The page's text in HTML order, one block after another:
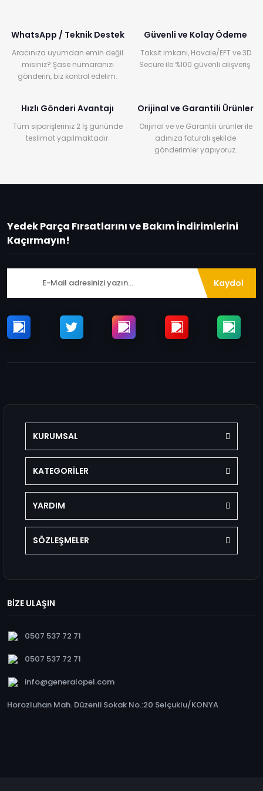
WhatsApp / Teknik Destek
Aracınıza uyumdan emin değil
misiniz? Şase numaranızı
gönderin, biz kontrol edelim.
Güvenli ve Kolay Ödeme
Taksit imkanı, Havale/EFT ve 3D
Secure ile %100 güvenli alışveriş.
Hızlı Gönderi Avantajı
Tüm siparişleriniz 2 İş gününde
teslimat yapılmaktadır.
Orijinal ve Garantili Ürünler
Orijinal ve ve Garantili ürünler ile
adınıza faturalı şekilde
gönderimler yapıyoruz.
Yedek Parça Fırsatlarını ve Bakım İndirimlerini
Kaçırmayın!
Kaydol
KURUMSAL
KATEGORİLER
YARDIM
SÖZLEŞMELER
BİZE ULAŞIN
0507 537 72 71
0507 537 72 71
info@generalopel.com
Horozluhan Mah. Düzenli Sokak No.:20 Selçuklu/KONYA